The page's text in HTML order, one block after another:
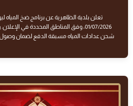
01/07/2026، وفق المناطق المحددة في
شحن عدادات المياه مسبقة الدفع لضمان وصول